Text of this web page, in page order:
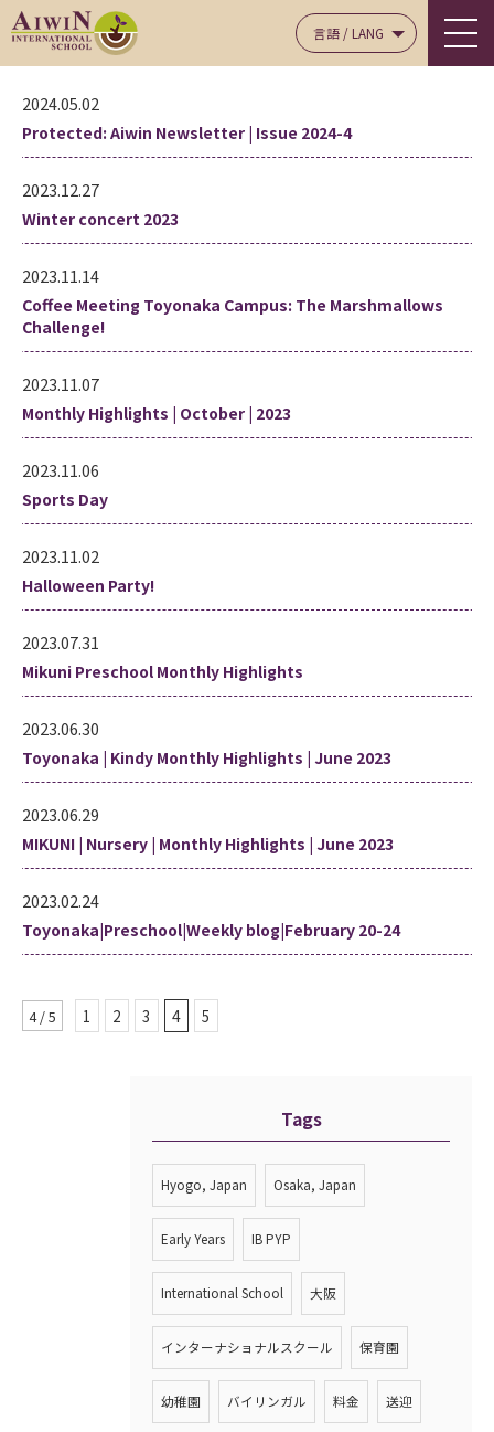
言語 / LANG
Protected: Aiwin Newsletter | Issue 2024-4
2024.05.02
Winter concert 2023
2023.12.27
Coffee Meeting Toyonaka Campus: The Marshmallows
Challenge!
2023.11.14
Monthly Highlights | October | 2023
2023.11.07
Sports Day
2023.11.06
Halloween Party!
2023.11.02
Mikuni Preschool Monthly Highlights
2023.07.31
Toyonaka | Kindy Monthly Highlights | June 2023
2023.06.30
MIKUNI | Nursery | Monthly Highlights | June 2023
2023.06.29
Toyonaka|Preschool|Weekly blog|February 20-24
2023.02.24
4 / 5 1 2 3 4 5
Tags
Hyogo, Japan Osaka, Japan
Early Years IB PYP
International School 大阪
インターナショナルスクール 保育園
幼稚園 バイリンガル 料金 送迎